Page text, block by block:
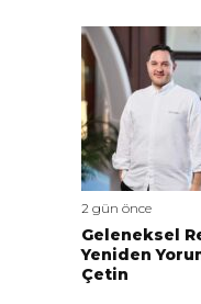
2 gün önce
Geleneksel
Yeniden
Çetin